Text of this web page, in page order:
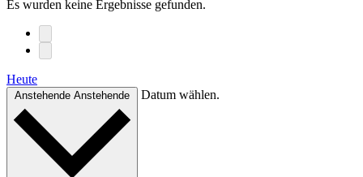
Es wurden keine Ergebnisse gefunden.
Heute
Anstehende Anstehende Datum wählen.